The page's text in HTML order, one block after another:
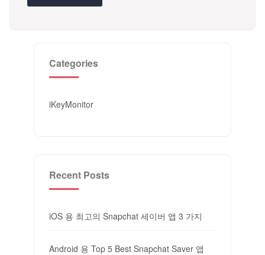
Categories
iKeyMonitor
Recent Posts
iOS 용 최고의 Snapchat 세이버 앱 3 가지
Android 용 Top 5 Best Snapchat Saver 앱